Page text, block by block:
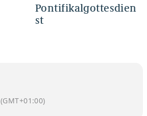
Pontifikalgottesdien
st
(GMT+01:00)